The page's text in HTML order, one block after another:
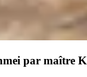
par maître